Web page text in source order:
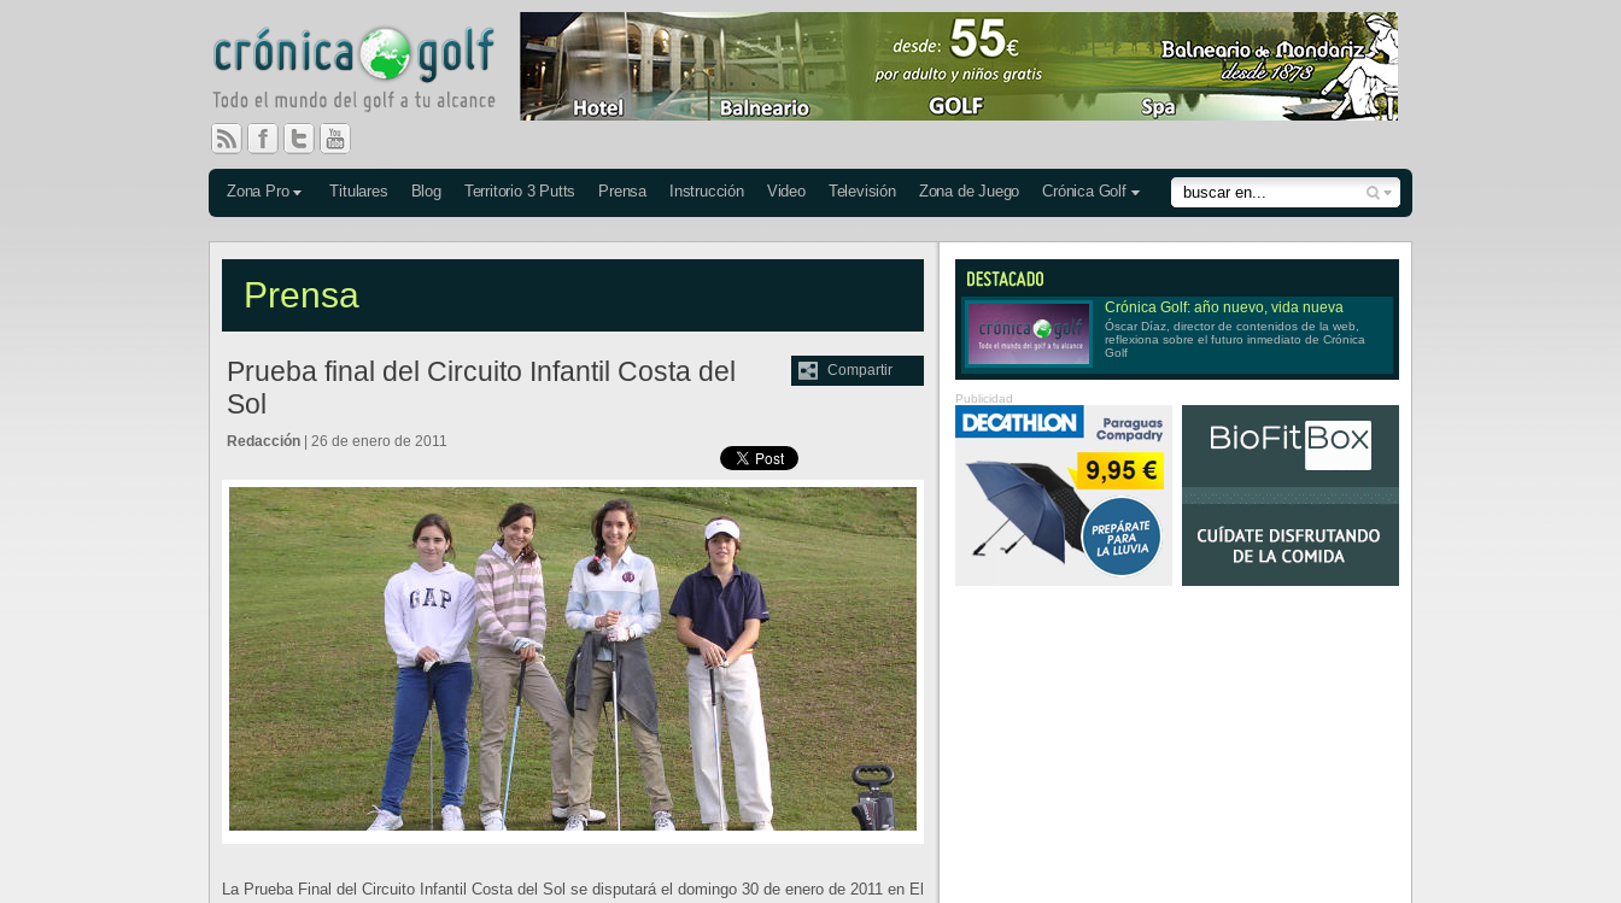
Zona Pro Titulares Blog Territorio 3 Putts Prensa Instrucción Video Televisión Zona de Juego Crónica Golf
Prensa
Compartir
Prueba final del Circuito Infantil Costa del
Sol
Redacción | 26 de enero de 2011
La Prueba Final del Circuito Infantil Costa del Sol se disputará el domingo 30 de enero de 2011 en El
Crónica Golf: año nuevo, vida nueva
Óscar Díaz, director de contenidos de la web,
reflexiona sobre el futuro inmediato de Crónica
Golf
Publicidad